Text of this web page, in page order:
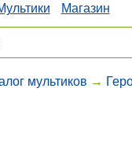
Магазин
мультиков →